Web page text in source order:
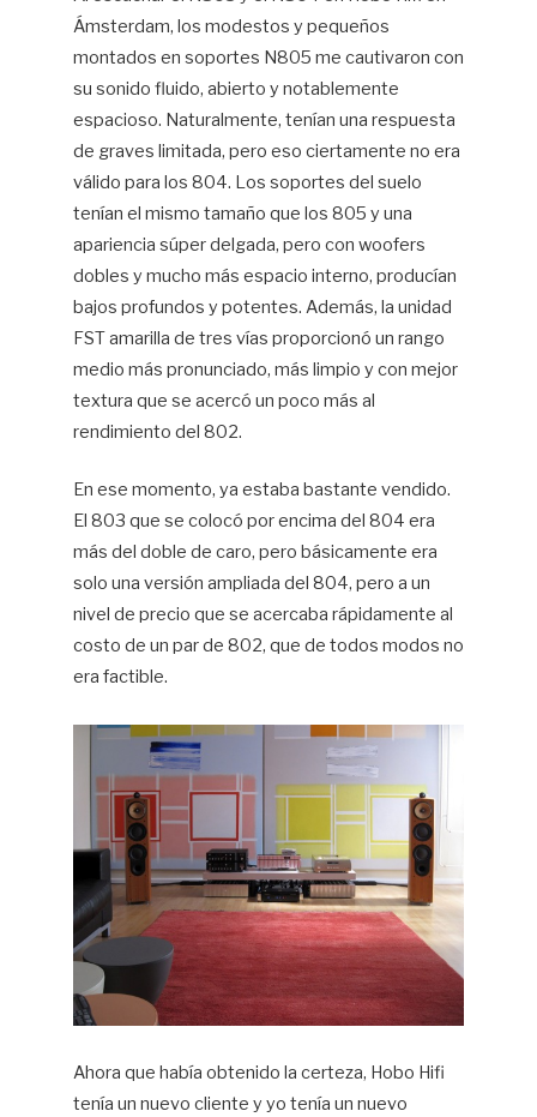
Ámsterdam, los modestos y pequeños
montados en soportes N805 me cautivaron con
su sonido fluido, abierto y notablemente
espacioso. Naturalmente, tenían una respuesta
de graves limitada, pero eso ciertamente no era
válido para los 804. Los soportes del suelo
tenían el mismo tamaño que los 805 y una
apariencia súper delgada, pero con woofers
dobles y mucho más espacio interno, producían
bajos profundos y potentes. Además, la unidad
FST amarilla de tres vías proporcionó un rango
medio más pronunciado, más limpio y con mejor
textura que se acercó un poco más al
rendimiento del 802.
En ese momento, ya estaba bastante vendido.
El 803 que se colocó por encima del 804 era
más del doble de caro, pero básicamente era
solo una versión ampliada del 804, pero a un
nivel de precio que se acercaba rápidamente al
costo de un par de 802, que de todos modos no
era factible.
Ahora que había obtenido la certeza, Hobo Hifi
tenía un nuevo cliente y yo tenía un nuevo